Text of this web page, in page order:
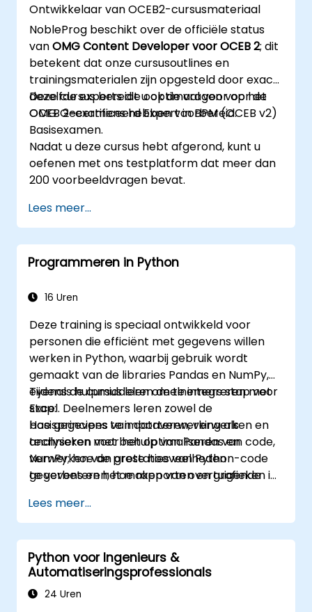
Management Extension en het
Administratieconsole.
JBoss Drools toepassen voor het beheer
van zakelijke regels, en de Guvnor-tool
gebruiken voor ontwikkeling en testen
ervan.
Ontwikkelaar van OCEB2-cursusmateriaal
NobleProg beschikt over de officiële status
vanOMG Content Developer voor OCEB 2; dit
betekent dat onze cursusoutlines en
trainingsmaterialen zijn opgesteld door exact
dezelfde experts die ook de vragen voor de
OCEB 2-examens hebben voorbereid.
Deze cursus bereidt u optimaal voor op het
OMG Gecertificeerd Expert in BPM (OCEB v2)
Basisexamen.
Nadat u deze cursus hebt afgerond, kunt u
oefenen met ons testplatform dat meer dan
200 voorbeeldvragen bevat.
Lees meer...
Programmeren in Python
16 Uren
Deze training is speciaal ontwikkeld voor
personen die efficiënt met gegevens willen
werken in Python, waarbij gebruik wordt
gemaakt van de libraries Pandas en NumPy,
evenals hulpmiddelen om te integreren met
Excel. Deelnemers leren zowel de
basisprincipes van dataverwerking als
technieken voor het optimaliseren van code,
verwerken van grote hoeveelheden
gegevens en het maken van overtuigende
Tijdens de cursus leren deelnemers stap voor
stap:
Hoe gegevens te importeren, verwerken en
analyseren met behulp van Pandas en
NumPy; hoe de prestaties van Python-code
te verbeteren; hoe rapporten en grafieken in
verschillende databronnen te combineren in
één samenhangend analytisch proces.
Lees meer...
Python voor Ingenieurs &
Automatiseringsprofessionals
24 Uren